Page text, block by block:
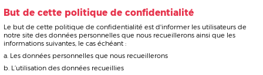
Les données à caractère personnel doivent être :
concernée (licéité, loyauté, transparence) ;
collectées pour des finalités déterminées, explicites et légitimes, et ne pas
être traitées ultérieurement d'une manière incompatible avec ces finalités; le
traitement ultérieur à des fins archivistiques dans l'intérêt public, à des fins de
recherche scientifique ou historique ou à des fins statistiques n'est pas
considéré, conformément à l'article 89, paragraphe 1, comme incompatible
avec les finalités initiales (limitation des finalités) ;